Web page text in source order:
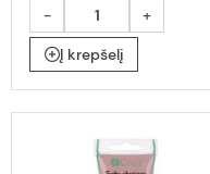
- +
Į krepšelį